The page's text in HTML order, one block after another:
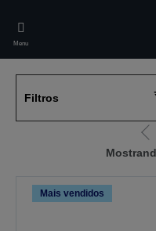
main
content
Menu
Filtros
Ir
Mais vendidos